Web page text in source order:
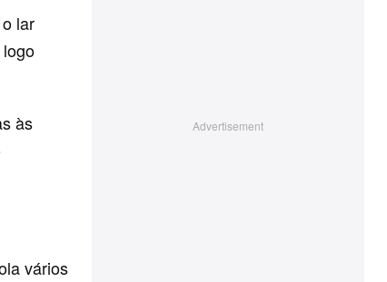
lar
às
vários